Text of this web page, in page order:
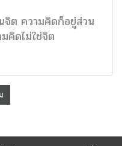
ต ความคิดก็อยู่ส่วน
คิดไม่ใช่จิต